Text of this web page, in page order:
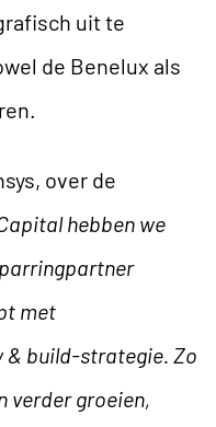
uit te
de Benelux als
over de
hebben we
met
& build-strategie. Zo
verder groeien,